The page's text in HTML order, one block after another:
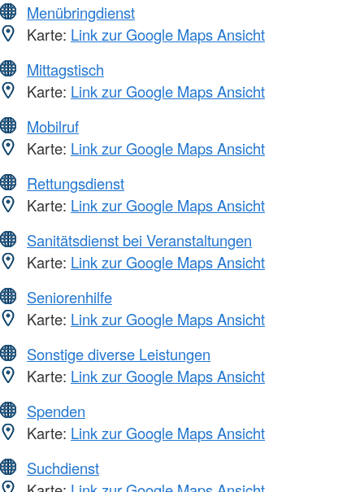
Menübringdienst
Karte: Link zur Google Maps Ansicht
Mittagstisch
Karte: Link zur Google Maps Ansicht
Mobilruf
Karte: Link zur Google Maps Ansicht
Rettungsdienst
Karte: Link zur Google Maps Ansicht
Sanitätsdienst bei Veranstaltungen
Karte: Link zur Google Maps Ansicht
Seniorenhilfe
Karte: Link zur Google Maps Ansicht
Sonstige diverse Leistungen
Karte: Link zur Google Maps Ansicht
Spenden
Karte: Link zur Google Maps Ansicht
Suchdienst